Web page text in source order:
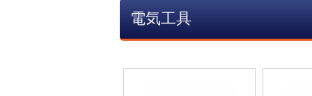
電気工具